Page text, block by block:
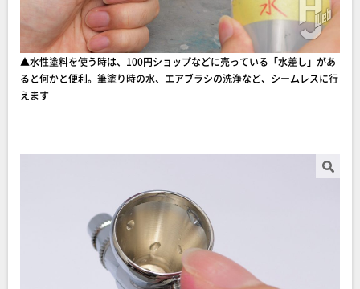
▲水性塗料を使う時は、100円ショップなどに売っている「水差し」があ
ると何かと便利。筆塗り時の水、エアブラシの洗浄など、シームレスに行
えます